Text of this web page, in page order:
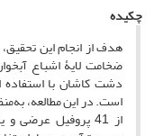
چکیده
هدف از انجام این
ضخامت لایۀ اشباع
دشت کاشان با استفاده
است. در این مطالعه،
از 41 پروفیل